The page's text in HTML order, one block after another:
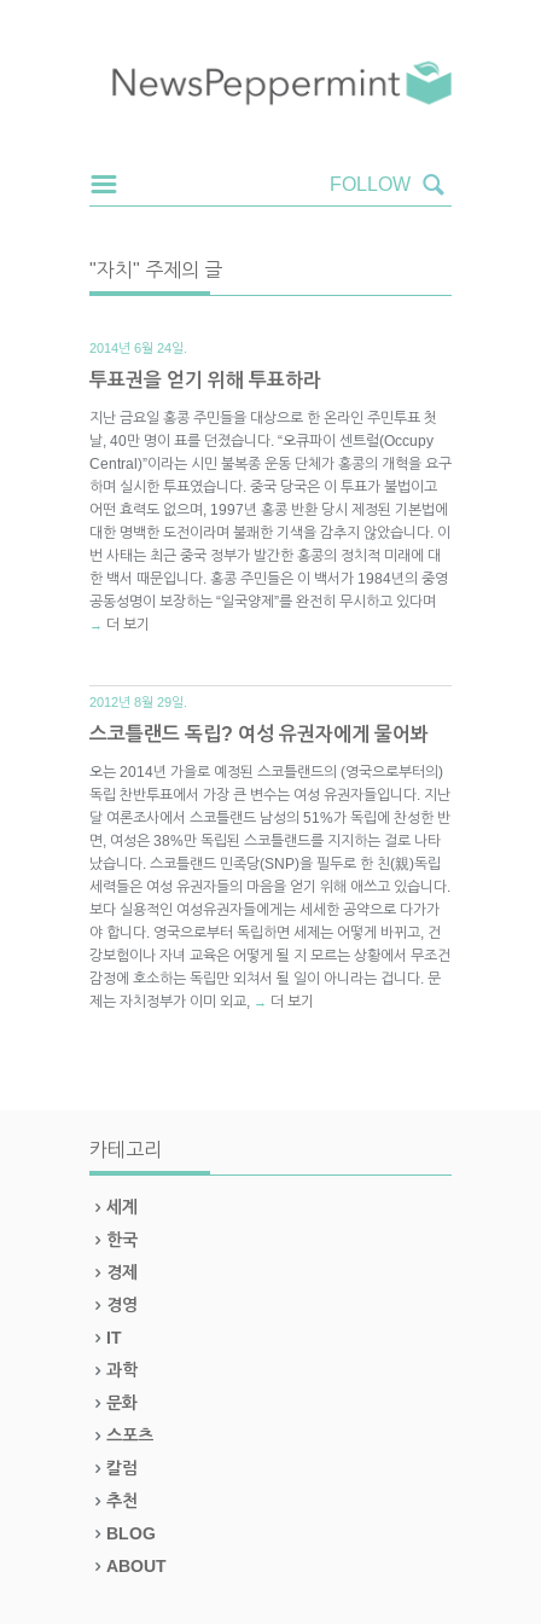
"자치" 주제의 글
2014년 6월 24일.
투표권을 얻기 위해 투표하라
지난 금요일 홍콩 주민들을 대상으로 한 온라인 주민투표 첫
날, 40만 명이 표를 던졌습니다. “오큐파이 센트럴(Occupy
Central)”이라는 시민 불복종 운동 단체가 홍콩의 개혁을 요구
하며 실시한 투표였습니다. 중국 당국은 이 투표가 불법이고
어떤 효력도 없으며, 1997년 홍콩 반환 당시 제정된 기본법에
대한 명백한 도전이라며 불쾌한 기색을 감추지 않았습니다. 이
번 사태는 최근 중국 정부가 발간한 홍콩의 정치적 미래에 대
한 백서 때문입니다. 홍콩 주민들은 이 백서가 1984년의 중영
공동성명이 보장하는 “일국양제”를 완전히 무시하고 있다며
→ 더 보기
2012년 8월 29일.
스코틀랜드 독립? 여성 유권자에게 물어봐
오는 2014년 가을로 예정된 스코틀랜드의 (영국으로부터의)
독립 찬반투표에서 가장 큰 변수는 여성 유권자들입니다. 지난
달 여론조사에서 스코틀랜드 남성의 51%가 독립에 찬성한 반
면, 여성은 38%만 독립된 스코틀랜드를 지지하는 걸로 나타
났습니다. 스코틀랜드 민족당(SNP)을 필두로 한 친(親)독립
세력들은 여성 유권자들의 마음을 얻기 위해 애쓰고 있습니다.
보다 실용적인 여성유권자들에게는 세세한 공약으로 다가가
야 합니다. 영국으로부터 독립하면 세제는 어떻게 바뀌고, 건
강보험이나 자녀 교육은 어떻게 될 지 모르는 상황에서 무조건
감정에 호소하는 독립만 외쳐서 될 일이 아니라는 겁니다. 문
제는 자치정부가 이미 외교,
→ 더 보기
카테고리
세계
한국
경제
경영
IT
과학
문화
스포츠
칼럼
추천
BLOG
ABOUT